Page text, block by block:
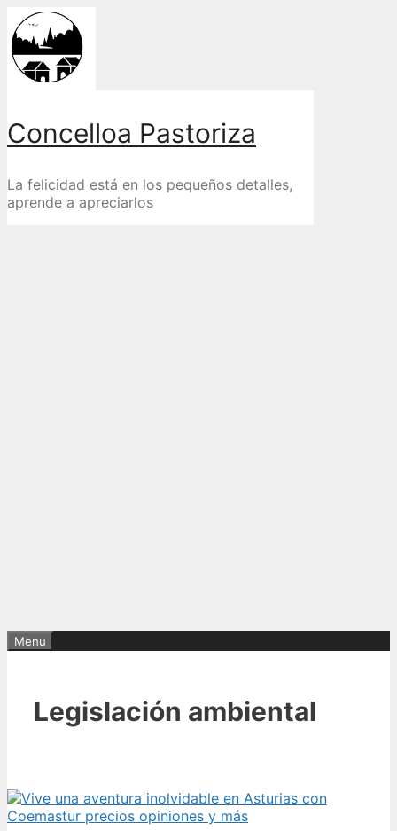
Skip
to
content
Concelloa Pastoriza
La felicidad está en los pequeños detalles,
aprende a apreciarlos
Menu
Legislación ambiental